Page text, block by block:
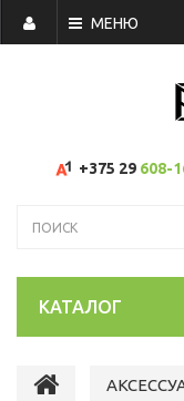
МЕНЮ
+375 29 608-
КАТАЛОГ